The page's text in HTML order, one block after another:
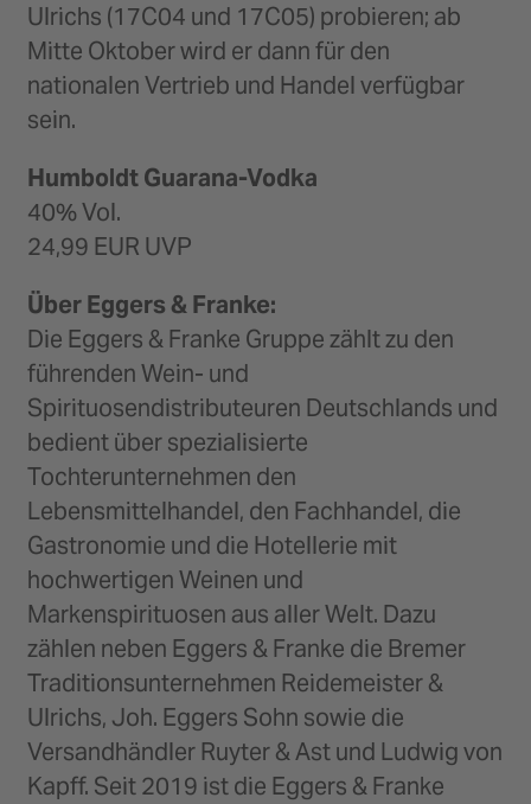
Ulrichs (17C04 und 17C05) probieren; ab
Mitte Oktober wird er dann für den
nationalen Vertrieb und Handel verfügbar
sein.
Humboldt Guarana-Vodka
40% Vol.
24,99 EUR UVP
Über Eggers & Franke:
Die Eggers & Franke Gruppe zählt zu den
führenden Wein- und
Spirituosendistributeuren Deutschlands und
bedient über spezialisierte
Tochterunternehmen den
Lebensmittelhandel, den Fachhandel, die
Gastronomie und die Hotellerie mit
hochwertigen Weinen und
Markenspirituosen aus aller Welt. Dazu
zählen neben Eggers & Franke die Bremer
Traditionsunternehmen Reidemeister &
Ulrichs, Joh. Eggers Sohn sowie die
Versandhändler Ruyter & Ast und Ludwig von
Kapff. Seit 2019 ist die Eggers & Franke